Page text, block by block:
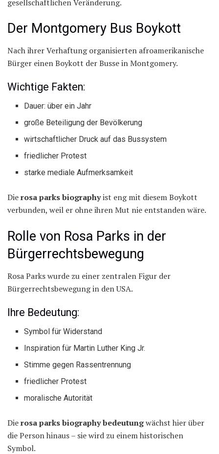
gesellschaftlichen Veränderung.
Der Montgomery Bus Boykott
Nach ihrer Verhaftung organisierten afroamerikanische
Bürger einen Boykott der Busse in Montgomery.
Wichtige Fakten:
Dauer: über ein Jahr
große Beteiligung der Bevölkerung
wirtschaftlicher Druck auf das Bussystem
friedlicher Protest
starke mediale Aufmerksamkeit
Dierosa parks biographyist eng mit diesem Boykott
verbunden, weil er ohne ihren Mut nie entstanden wäre.
Rolle von Rosa Parks in der
Bürgerrechtsbewegung
Rosa Parks wurde zu einer zentralen Figur der
Bürgerrechtsbewegung in den USA.
Ihre Bedeutung:
Symbol für Widerstand
Inspiration für Martin Luther King Jr.
Stimme gegen Rassentrennung
friedlicher Protest
moralische Autorität
Dierosa parks biography bedeutungwächst hier über
die Person hinaus – sie wird zu einem historischen
Symbol.